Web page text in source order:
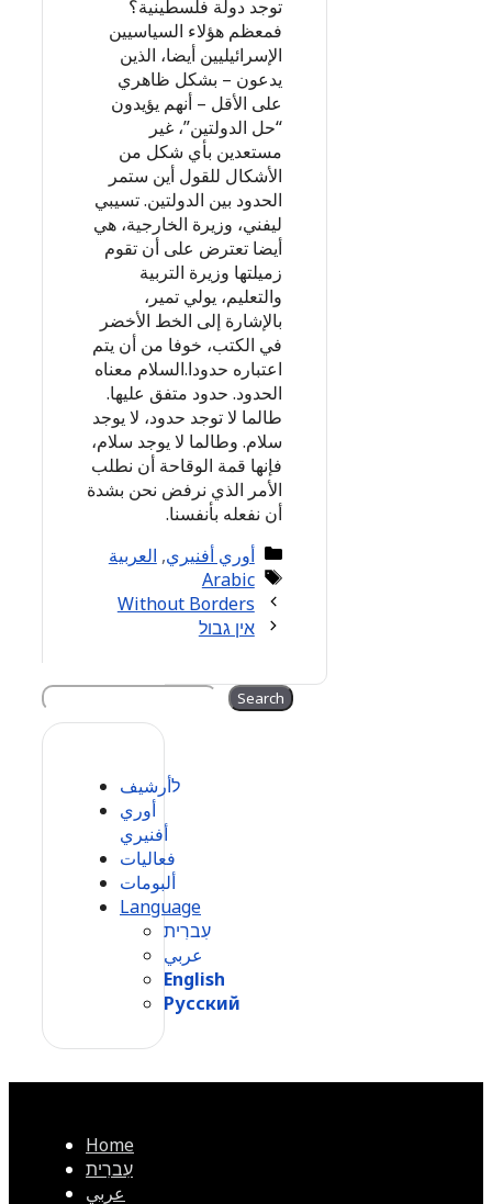
توجد دولة فلسطينية؟
فمعظم هؤلاء السياسيين
الإسرائيليين أيضا، الذين
يدعون – بشكل ظاهري
على الأقل – أنهم يؤيدون
“حل الدولتين”، غير
مستعدين بأي شكل من
الأشكال للقول أين ستمر
الحدود بين الدولتين. تسيبي
ليفني، وزيرة الخارجية، هي
أيضا تعترض على أن تقوم
زميلتها وزيرة التربية
والتعليم، يولي تمير،
بالإشارة إلى الخط الأخضر
في الكتب، خوفا من أن يتم
اعتباره حدودا.السلام معناه
الحدود. حدود متفق عليها.
طالما لا توجد حدود، لا يوجد
سلام. وطالما لا يوجد سلام،
فإنها قمة الوقاحة أن نطلب
الأمر الذي نرفض نحن بشدة
أن نفعله بأنفسنا.
Categories
أوري أفنيري, العربية
Tags
Arabic
Without Borders
אין גבול
Search Search
לأرشيف
أوري
أفنيري
فعاليات
ألبومات
Language
עִברִית
عربي
English
Русский
Home
עִברִית
عربي